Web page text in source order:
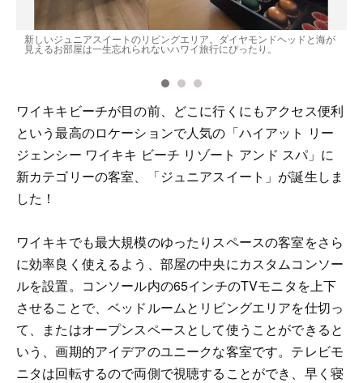
新しいジュニアスイートのリビングエリア。ダイヤモンドヘッドと海が
見えるお部屋は一生忘れられないハワイ旅行にぴったり。
ワイキキビーチが目の前、どこに行くにもアクセス便利
という最高のロケーションで人気の「ハイアット リー
ジェンシー ワイキキ ビーチ リゾート アンド スパ」に
新カテゴリーの客室、「ジュニアスイート」が誕生しま
した！
ワイキキでも最大規模のゆったりスペースの客室をさら
に効率良く使えるよう、部屋の中央にカスタムコンソー
ルを設置。コンソール内の65インチのTVモニタを上下
させることで、ベッドルームとリビングエリアを仕切っ
て、またはオープンスペースとして使うことができると
いう、画期的アイデアのユニークな客室です。テレビモ
ニタは回転するので両側で視聴することができ、早く寝